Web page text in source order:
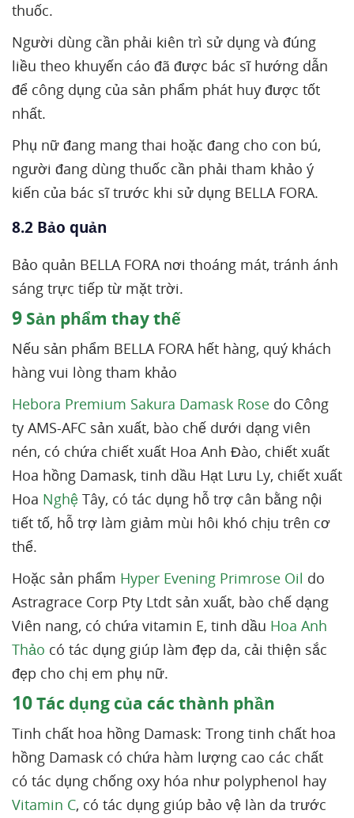
thuốc.
Người dùng cần phải kiên trì sử dụng và đúng
liều theo khuyến cáo đã được bác sĩ hướng dẫn
để công dụng của sản phẩm phát huy được tốt
nhất.
Phụ nữ đang mang thai hoặc đang cho con bú,
người đang dùng thuốc cần phải tham khảo ý
kiến của bác sĩ trước khi sử dụng BELLA FORA.
8.2 Bảo quản
Bảo quản BELLA FORA nơi thoáng mát, tránh ánh
sáng trực tiếp từ mặt trời.
9 Sản phẩm thay thế
Nếu sản phẩm BELLA FORA hết hàng, quý khách
hàng vui lòng tham khảo
Hebora Premium Sakura Damask Rose do Công
ty AMS-AFC sản xuất, bào chế dưới dạng viên
nén, có chứa chiết xuất Hoa Anh Đào, chiết xuất
Hoa hồng Damask, tinh dầu Hạt Lưu Ly, chiết xuất
Hoa Nghệ Tây, có tác dụng hỗ trợ cân bằng nội
tiết tố, hỗ trợ làm giảm mùi hôi khó chịu trên cơ
thể.
Hoặc sản phẩm Hyper Evening Primrose Oil do
Astragrace Corp Pty Ltdt sản xuất, bào chế dạng
Viên nang, có chứa vitamin E, tinh dầu Hoa Anh
Thảo có tác dụng giúp làm đẹp da, cải thiện sắc
đẹp cho chị em phụ nữ.
10Tác dụng của các thành phần
Tinh chất hoa hồng Damask: Trong tinh chất hoa
hồng Damask có chứa hàm lượng cao các chất
có tác dụng chống oxy hóa như polyphenol hay
Vitamin C, có tác dụng giúp bảo vệ làn da trước